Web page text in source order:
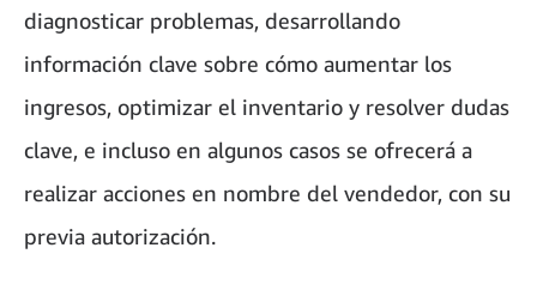
diagnosticar problemas, desarrollando
información clave sobre cómo aumentar los
ingresos, optimizar el inventario y resolver dudas
clave, e incluso en algunos casos se ofrecerá a
realizar acciones en nombre del vendedor, con su
previa autorización.